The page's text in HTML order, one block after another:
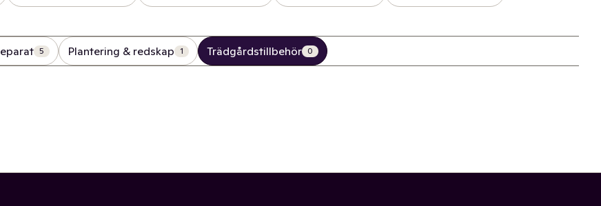
5 Plantering & redskap 1 Trädgårdstillbehör 0